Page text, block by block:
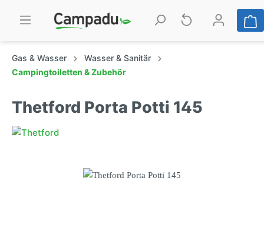
Gas & Wasser
Wasser & Sanitär
Campingtoiletten & Zubehör
Thetford Porta Potti 145